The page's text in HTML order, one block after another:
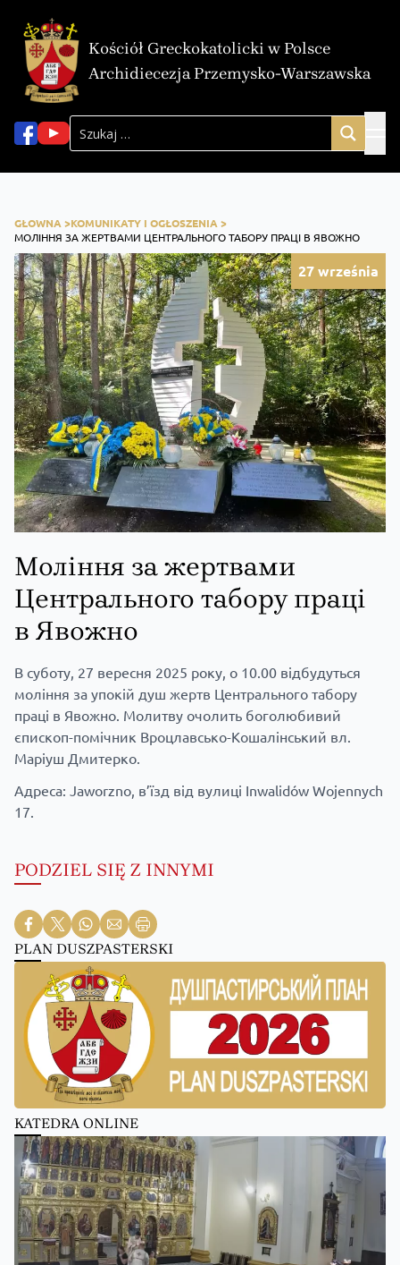
Kościół Greckokatolicki w Polsce
Archidiecezja Przemysko-Warszawska
GŁOWNA >KOMUNIKATY I OGŁOSZENIA >
МОЛІННЯ ЗА ЖЕРТВАМИ ЦЕНТРАЛЬНОГО ТАБОРУ ПРАЦІ В ЯВОЖНО
27września
Моління за жертвами
Центрального табору праці
в Явожно
В суботу, 27 вересня 2025 року, о 10.00 відбудуться
моління за упокій душ жертв Центрального табору
праці в Явожно. Молитву очолить боголюбивий
єпископ-помічник Вроцлавсько-Кошалінський вл.
Маріуш Дмитерко.
Адреса: Jaworzno, в’їзд від вулиці Inwalidów Wojennych
17.
PODZIEL SIĘ Z INNYMI
PLAN DUSZPASTERSKI
KATEDRA ONLINE